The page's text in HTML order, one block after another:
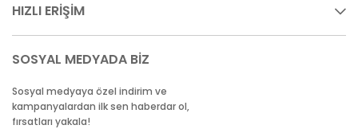
HIZLI ERİŞİM
SOSYAL MEDYADA BİZ
Sosyal medyaya özel indirim ve
kampanyalardan ilk sen haberdar ol,
fırsatları yakala!